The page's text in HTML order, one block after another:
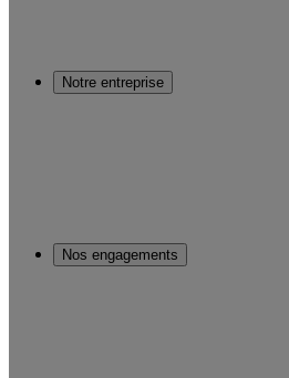
Notre entreprise
Nos engagements